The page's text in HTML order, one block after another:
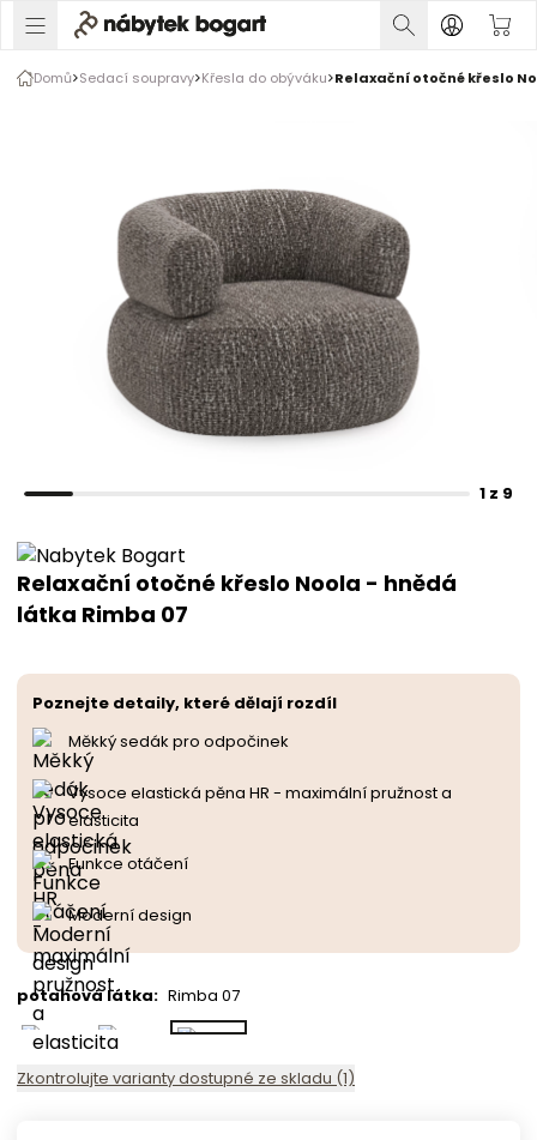
Domů Sedací soupravy Křesla do obýváku Relaxační otočné křeslo
1 z 9
Relaxační otočné křeslo Noola - hnědá
látka Rimba 07
Poznejte detaily, které dělají rozdíl
Měkký sedák pro odpočinek
Vysoce elastická pěna HR - maximální pružnost a
elasticita
Funkce otáčení
Moderní design
potahová látka: Rimba 07
Zkontrolujte varianty dostupné ze skladu (1)